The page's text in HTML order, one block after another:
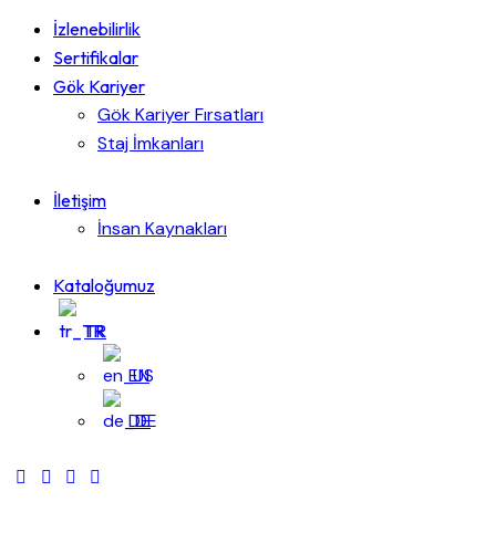
İzlenebilirlik
Sertifikalar
Gök Kariyer
Gök Kariyer Fırsatları
Staj İmkanları
İletişim
İnsan Kaynakları
Kataloğumuz
TR
EN
DE